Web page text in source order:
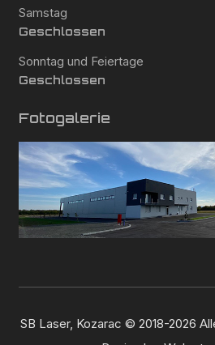
Samstag
Geschlossen
Sonntag und Feiertage
Geschlossen
Fotogalerie
SB Laser, Kozarac © 2018-2026